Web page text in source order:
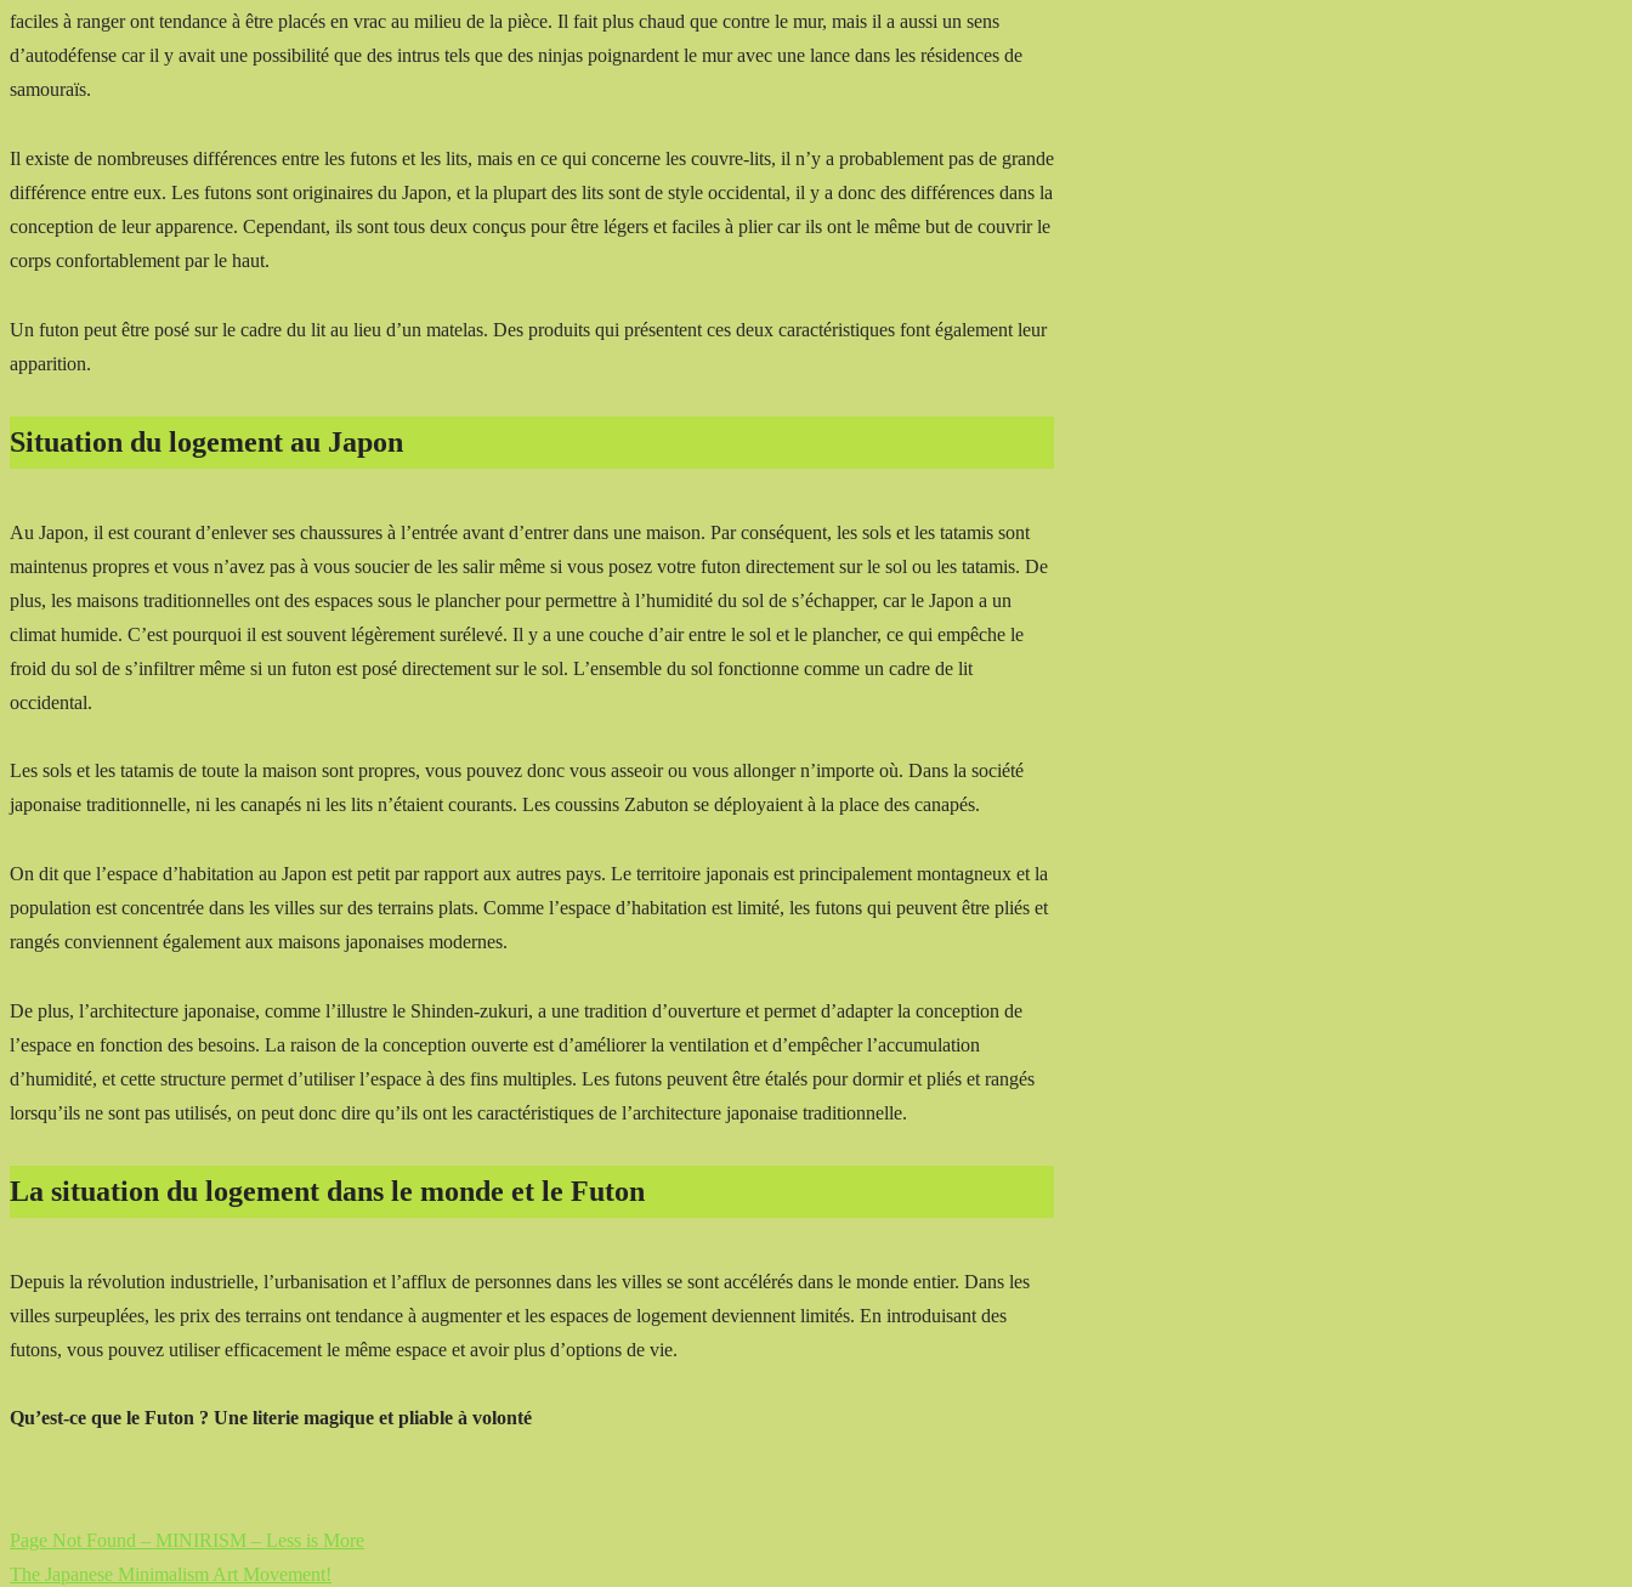
faciles à ranger ont tendance à être placés en vrac au milieu de la pièce. Il fait plus chaud que contre le mur, mais il a aussi un sens
d’autodéfense car il y avait une possibilité que des intrus tels que des ninjas poignardent le mur avec une lance dans les résidences de
samouraïs.
Il existe de nombreuses différences entre les futons et les lits, mais en ce qui concerne les couvre-lits, il n’y a probablement pas de grande
différence entre eux. Les futons sont originaires du Japon, et la plupart des lits sont de style occidental, il y a donc des différences dans la
conception de leur apparence. Cependant, ils sont tous deux conçus pour être légers et faciles à plier car ils ont le même but de couvrir le
corps confortablement par le haut.
Un futon peut être posé sur le cadre du lit au lieu d’un matelas. Des produits qui présentent ces deux caractéristiques font également leur
apparition.
Situation du logement au Japon
Au Japon, il est courant d’enlever ses chaussures à l’entrée avant d’entrer dans une maison. Par conséquent, les sols et les tatamis sont
maintenus propres et vous n’avez pas à vous soucier de les salir même si vous posez votre futon directement sur le sol ou les tatamis. De
plus, les maisons traditionnelles ont des espaces sous le plancher pour permettre à l’humidité du sol de s’échapper, car le Japon a un
climat humide. C’est pourquoi il est souvent légèrement surélevé. Il y a une couche d’air entre le sol et le plancher, ce qui empêche le
froid du sol de s’infiltrer même si un futon est posé directement sur le sol. L’ensemble du sol fonctionne comme un cadre de lit
occidental.
Les sols et les tatamis de toute la maison sont propres, vous pouvez donc vous asseoir ou vous allonger n’importe où. Dans la société
japonaise traditionnelle, ni les canapés ni les lits n’étaient courants. Les coussins Zabuton se déployaient à la place des canapés.
On dit que l’espace d’habitation au Japon est petit par rapport aux autres pays. Le territoire japonais est principalement montagneux et la
population est concentrée dans les villes sur des terrains plats. Comme l’espace d’habitation est limité, les futons qui peuvent être pliés et
rangés conviennent également aux maisons japonaises modernes.
De plus, l’architecture japonaise, comme l’illustre le Shinden-zukuri, a une tradition d’ouverture et permet d’adapter la conception de
l’espace en fonction des besoins. La raison de la conception ouverte est d’améliorer la ventilation et d’empêcher l’accumulation
d’humidité, et cette structure permet d’utiliser l’espace à des fins multiples. Les futons peuvent être étalés pour dormir et pliés et rangés
lorsqu’ils ne sont pas utilisés, on peut donc dire qu’ils ont les caractéristiques de l’architecture japonaise traditionnelle.
La situation du logement dans le monde et le Futon
Depuis la révolution industrielle, l’urbanisation et l’afflux de personnes dans les villes se sont accélérés dans le monde entier. Dans les
villes surpeuplées, les prix des terrains ont tendance à augmenter et les espaces de logement deviennent limités. En introduisant des
futons, vous pouvez utiliser efficacement le même espace et avoir plus d’options de vie.
Qu’est-ce que le Futon ? Une literie magique et pliable à volonté
Page Not Found – MINIRISM – Less is More
The Japanese Minimalism Art Movement!